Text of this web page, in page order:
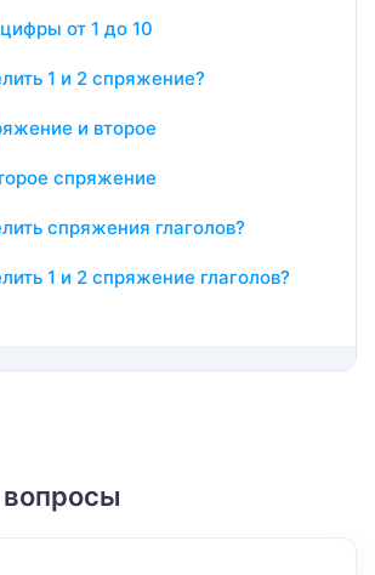
от 1 до 10
1 и 2 спряжение?
и второе
спряжение
спряжения глаголов?
1 и 2 спряжение глаголов?